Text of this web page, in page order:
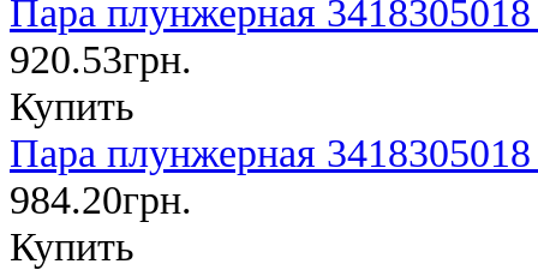
Пара плунжерная
920.53грн.
Купить
Пара плунжерная
984.20грн.
Купить